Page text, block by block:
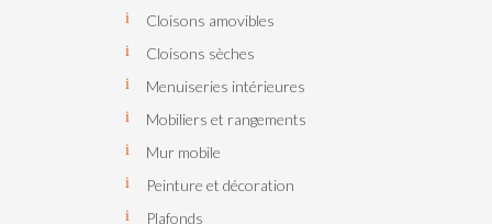
Cloisons amovibles
Cloisons sèches
Menuiseries intérieures
Mobiliers et rangements
Mur mobile
Peinture et décoration
Plafonds